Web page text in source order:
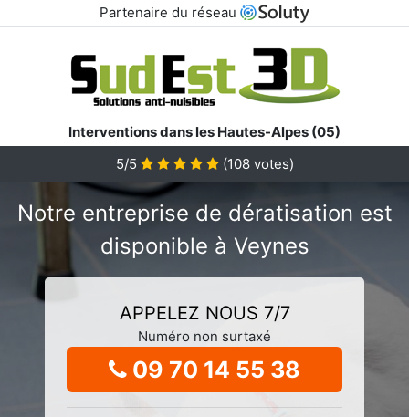
Partenaire du réseau
Interventions dans les Hautes-Alpes (05)
5/5
(108votes)
Notre entreprise de dératisation est
disponible à Veynes
APPELEZ NOUS 7/7
Numéro non surtaxé
09 70 14 55 38